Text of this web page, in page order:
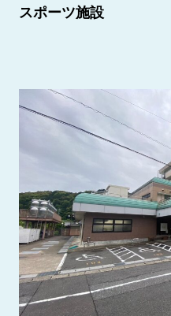
スポーツ施設